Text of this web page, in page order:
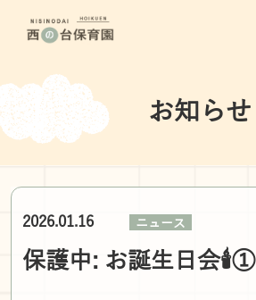
お知らせ
2026.01.16 ニュース
保護中: お誕生日会🕯①